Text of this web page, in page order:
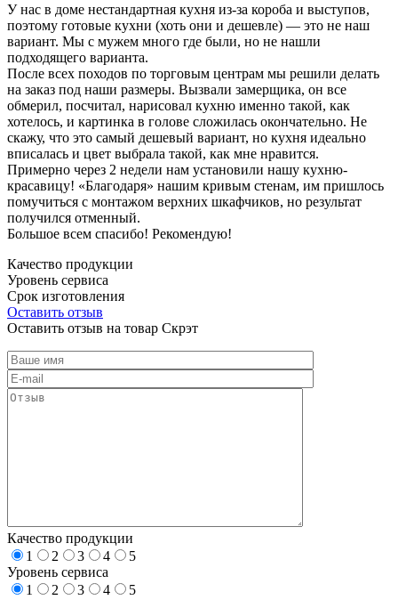
У нас в доме нестандартная кухня из-за короба и выступов,
поэтому готовые кухни (хоть они и дешевле) — это не наш
вариант. Мы с мужем много где были, но не нашли
подходящего варианта.
После всех походов по торговым центрам мы решили делать
на заказ под наши размеры. Вызвали замерщика, он все
обмерил, посчитал, нарисовал кухню именно такой, как
хотелось, и картинка в голове сложилась окончательно. Не
скажу, что это самый дешевый вариант, но кухня идеально
вписалась и цвет выбрала такой, как мне нравится.
Примерно через 2 недели нам установили нашу кухню-
красавицу! «Благодаря» нашим кривым стенам, им пришлось
помучиться с монтажом верхних шкафчиков, но результат
получился отменный.
Большое всем спасибо! Рекомендую!
Качество продукции
Уровень сервиса
Срок изготовления
Оставить отзыв
Оставить отзыв на товар Скрэт
Качество продукции
1
2 3 4
5
Уровень сервиса
1
2 3 4
5